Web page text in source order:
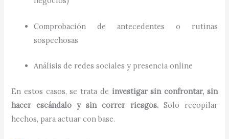
Comprobación de antecedentes o rutinas
sospechosas
Análisis de redes sociales y presencia online
En estos casos, se trata de investigar sin confrontar, sin
hacer escándalo y sin correr riesgos.Solo recopilar
hechos, para actuar con base.